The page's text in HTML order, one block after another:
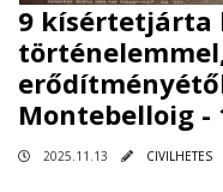
9 kísértetjárta
Montebelloig -
2025.11.13 CIVILHETES